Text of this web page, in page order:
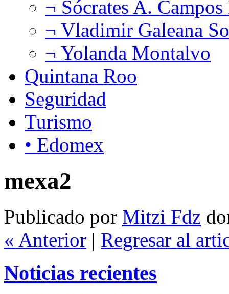
¬ Sócrates A.
¬ Vladimir Galeana
¬ Yolanda Montalvo
Quintana Roo
Seguridad
Turismo
• Edomex
mexa2
Publicado por Mitzi Fdz
« Anterior | Regresar al
Noticias recientes